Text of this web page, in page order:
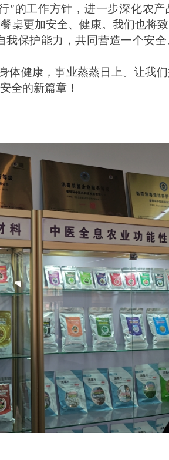
”的工作方针，进一步深化农
桌更加安全、健康。我们也将
保护能力，共同营造一个安
体健康，事业蒸蒸日上。让我
全的新篇章！